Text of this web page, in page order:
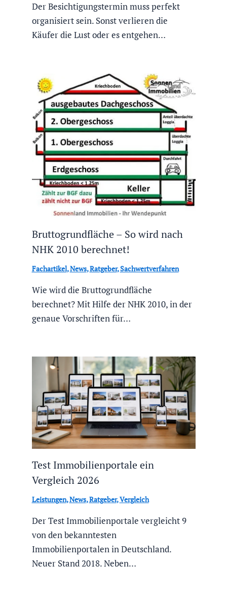
Der Besichtigungstermin muss perfekt
organisiert sein. Sonst verlieren die
Käufer die Lust oder es entgehen…
Bruttogrundfläche – So wird nach
NHK 2010 berechnet!
Fachartikel,News,Ratgeber,Sachwertverfahren
Wie wird die Bruttogrundfläche
berechnet? Mit Hilfe der NHK 2010, in der
genaue Vorschriften für…
Test Immobilienportale ein
Vergleich 2026
Leistungen,News,Ratgeber,Vergleich
Der Test Immobilienportale vergleicht 9
von den bekanntesten
Immobilienportalen in Deutschland.
Neuer Stand 2018. Neben…